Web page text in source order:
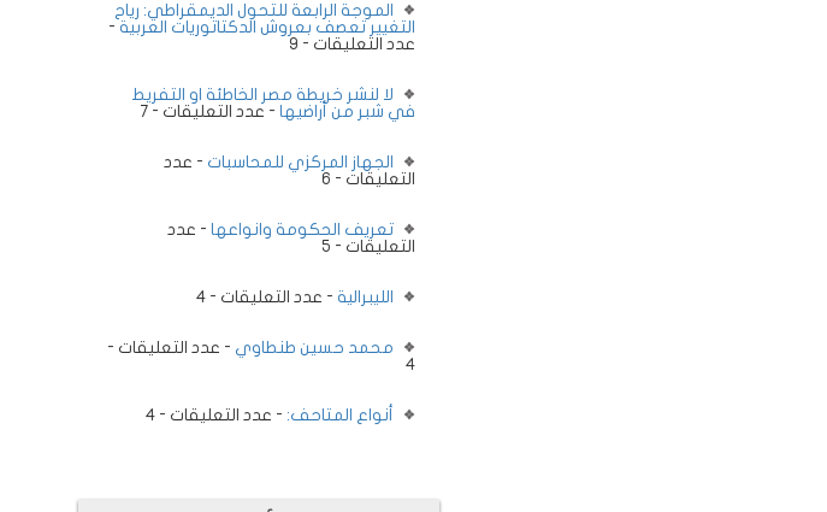
الموجة الرابعة للتحول الديمقراطي: رياح
التغيير تعصف بعروش الدكتاتوريات العربية -
عدد التعليقات - 9
لا لنشر خريطة مصر الخاطئة او التفريط
في شبر من أراضيها - عدد التعليقات - 7
الجهاز المركزي للمحاسبات - عدد
التعليقات - 6
تعريف الحكومة وانواعها - عدد
التعليقات - 5
الليبرالية - عدد التعليقات - 4
محمد حسين طنطاوي - عدد التعليقات -
4
أنواع المتاحف: - عدد التعليقات - 4